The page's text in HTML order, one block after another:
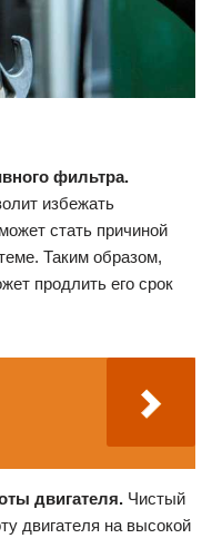
фильтра.
избежать
стать причиной
Таким образом,
продлить его срок
двигателя. Чистый
двигателя на высокой